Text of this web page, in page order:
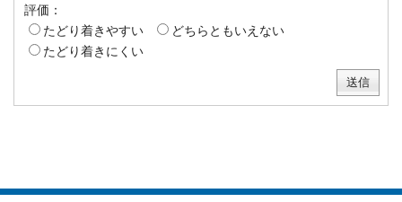
評価：
たどり着きやすい
どちらともいえない
たどり着きにくい